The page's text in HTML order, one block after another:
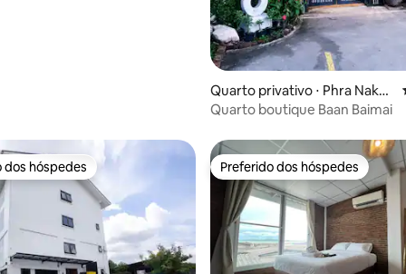
Quarto privativo ⋅ Phra Nakho
n Si Ayutthaya District
Quarto boutique Baan Baimai
dos hóspedes
dos hóspedes Preferido dos hóspedes
Preferido dos hóspedes